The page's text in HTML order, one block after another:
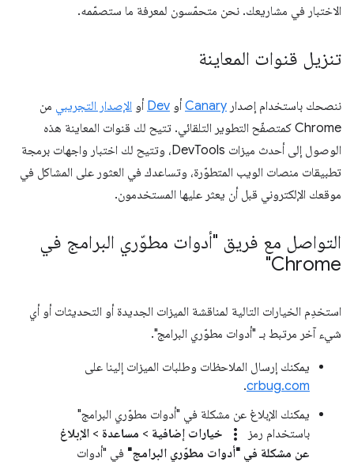
الاختبار في مشاريعك. نحن متحمّسون لمعرفة ما ستصمّمه.
تنزيل قنوات المعاينة
ننصحك باستخدام إصدار Canary أو Dev أو الإصدار التجريبي من
Chrome كمتصفّح التطوير التلقائي. تتيح لك قنوات المعاينة هذه
الوصول إلى أحدث ميزات DevTools، وتتيح لك اختبار واجهات برمجة
تطبيقات منصات الويب المتطوّرة، وتساعدك في العثور على المشاكل في
موقعك الإلكتروني قبل أن يعثر عليها المستخدمون.
التواصل مع فريق "أدوات مطوّري البرامج في
Chrome"
استخدِم الخيارات التالية لمناقشة الميزات الجديدة أو التحديثات أو أي
شيء آخر مرتبط بـ "أدوات مطوّري البرامج".
يمكنك إرسال الملاحظات وطلبات الميزات إلينا على
crbug.com
.
يمكنك الإبلاغ عن مشكلة في "أدوات مطوّري البرامج"
باستخدام رمز
more_vert خيارات إضافية > مساعدة > الإبلاغ
عن مشكلة في "أدوات مطوّري البرامج" في "أدوات